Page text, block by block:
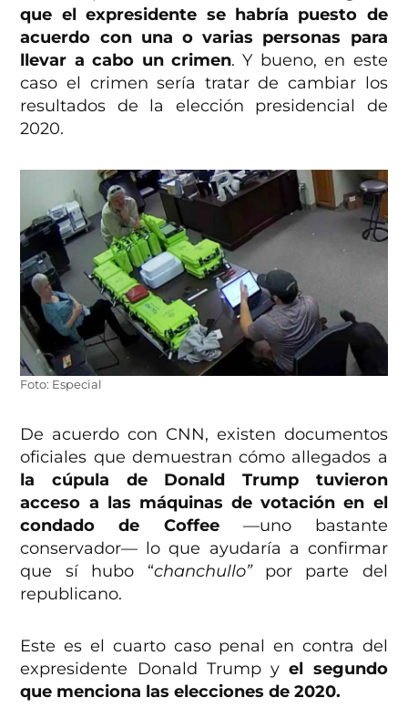
que el expresidente se habría puesto de
acuerdo con una o varias personas para
llevar a cabo un crimen. Y bueno, en este
caso el crimen sería tratar de cambiar los
resultados de la elección presidencial de
2020.
Foto: Especial
De acuerdo con CNN, existen documentos
oficiales que demuestran cómo allegados a
la cúpula de Donald Trump tuvieron
acceso a las máquinas de votación en el
condado de Coffee—uno bastante
conservador— lo que ayudaría a confirmar
que sí hubo “chanchullo”por parte del
republicano.
Este es el cuarto caso penal en contra del
expresidente Donald Trump yel segundo
que menciona las elecciones de 2020.